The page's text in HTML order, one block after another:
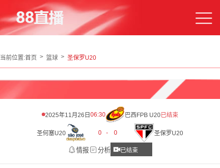
当前位置:首页 篮球 圣保罗U20
2025年11月26日06:30 巴西FPB U20已结束
圣何塞U20 0 - 0 圣保罗U20
情报 分析 已结束